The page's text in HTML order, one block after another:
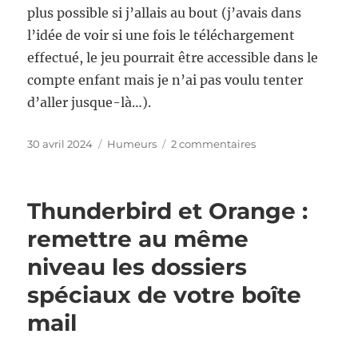
plus possible si j’allais au bout (j’avais dans
l’idée de voir si une fois le téléchargement
effectué, le jeu pourrait être accessible dans le
compte enfant mais je n’ai pas voulu tenter
d’aller jusque-là…).
Publié
30 avril 2024 Catégories
Humeurs 2 commentairessur
Playstation
Thunderbird et Orange :
remettre au même
niveau les dossiers
spéciaux de votre boîte
mail